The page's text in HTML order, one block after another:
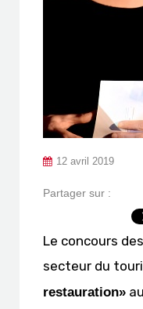
12 avril 2019
Partager sur :
Le concours
secteur du
restauration»